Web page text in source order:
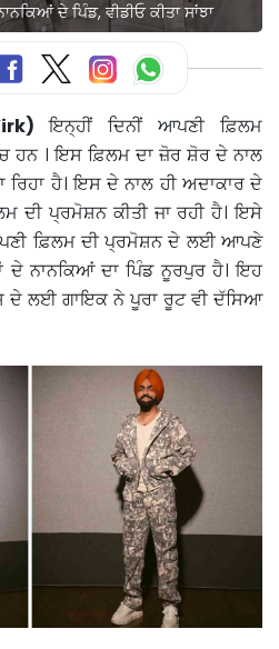
ਦੇ ਪਿੰਡ, ਵੀਡੀਓ ਕੀਤਾ ਸਾਂਝਾ
ਇਨ੍ਹੀਂ ਦਿਨੀਂ ਆਪਣੀ ਫ਼ਿਲਮ
ਹਨ । ਇਸ ਫ਼ਿਲਮ ਦਾ ਜ਼ੋਰ ਸ਼ੋਰ ਦੇ ਨਾਲ
ਰਿਹਾ ਹੈ। ਇਸ ਦੇ ਨਾਲ ਹੀ ਅਦਾਕਾਰ ਦੇ
ਦੀ ਪ੍ਰਮੋਸ਼ਨ ਕੀਤੀ ਜਾ ਰਹੀ ਹੈ। ਇਸੇ
ਫ਼ਿਲਮ ਦੀ ਪ੍ਰਮੋਸ਼ਨ ਦੇ ਲਈ ਆਪਣੇ
ਦੇ ਨਾਨਕਿਆਂ ਦਾ ਪਿੰਡ ਨੂਰਪੁਰ ਹੈ। ਇਹ
ਦੇ ਲਈ ਗਾਇਕ ਨੇ ਪੂਰਾ ਰੂਟ ਵੀ ਦੱਸਿਆ